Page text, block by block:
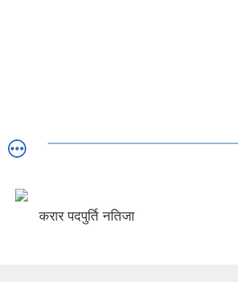
करार पदपुर्ति नतिजा